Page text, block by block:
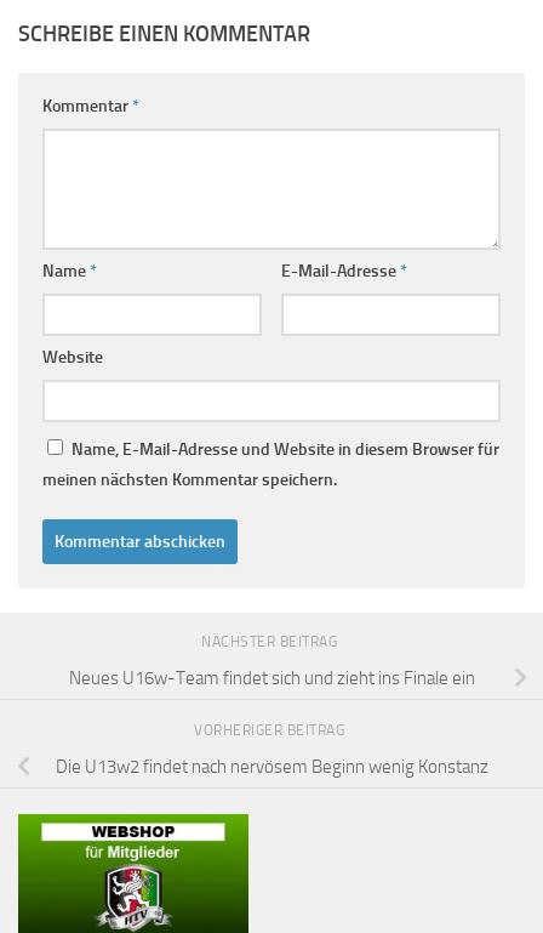
SCHREIBE EINEN KOMMENTAR
Kommentar*
Name* E-Mail-Adresse*
Website
Name, E-Mail-Adresse und Website in diesem Browser für
meinen nächsten Kommentar speichern.
NÄCHSTER BEITRAG
Neues U16w-Team findet sich und zieht ins Finale ein
VORHERIGER BEITRAG
Die U13w2 findet nach nervösem Beginn wenig Konstanz